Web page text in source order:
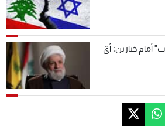
أمام خيارين: أيّ